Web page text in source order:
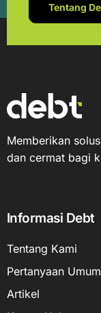
Tentang
Memberikan
dan cermat bagi
Informasi Debt
Tentang Kami
Pertanyaan Umum
Artikel